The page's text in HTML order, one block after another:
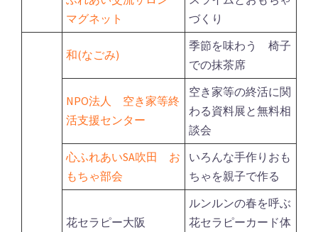
マグネット
づくり
和(なごみ)
季節を味わう 椅子
での抹茶席
NPO法人 空き家等終
活支援センター
空き家等の終活に関
わる資料展と無料相
談会
心ふれあいSA吹田 お
もちゃ部会
いろんな手作りおも
ちゃを親子で作る
花セラピー大阪
ルンルンの春を呼ぶ
花セラピーカード体